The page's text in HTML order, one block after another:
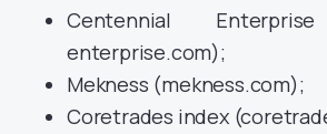
Centennial
enterprise.com);
Mekness (mekness.com);
Coretrades index